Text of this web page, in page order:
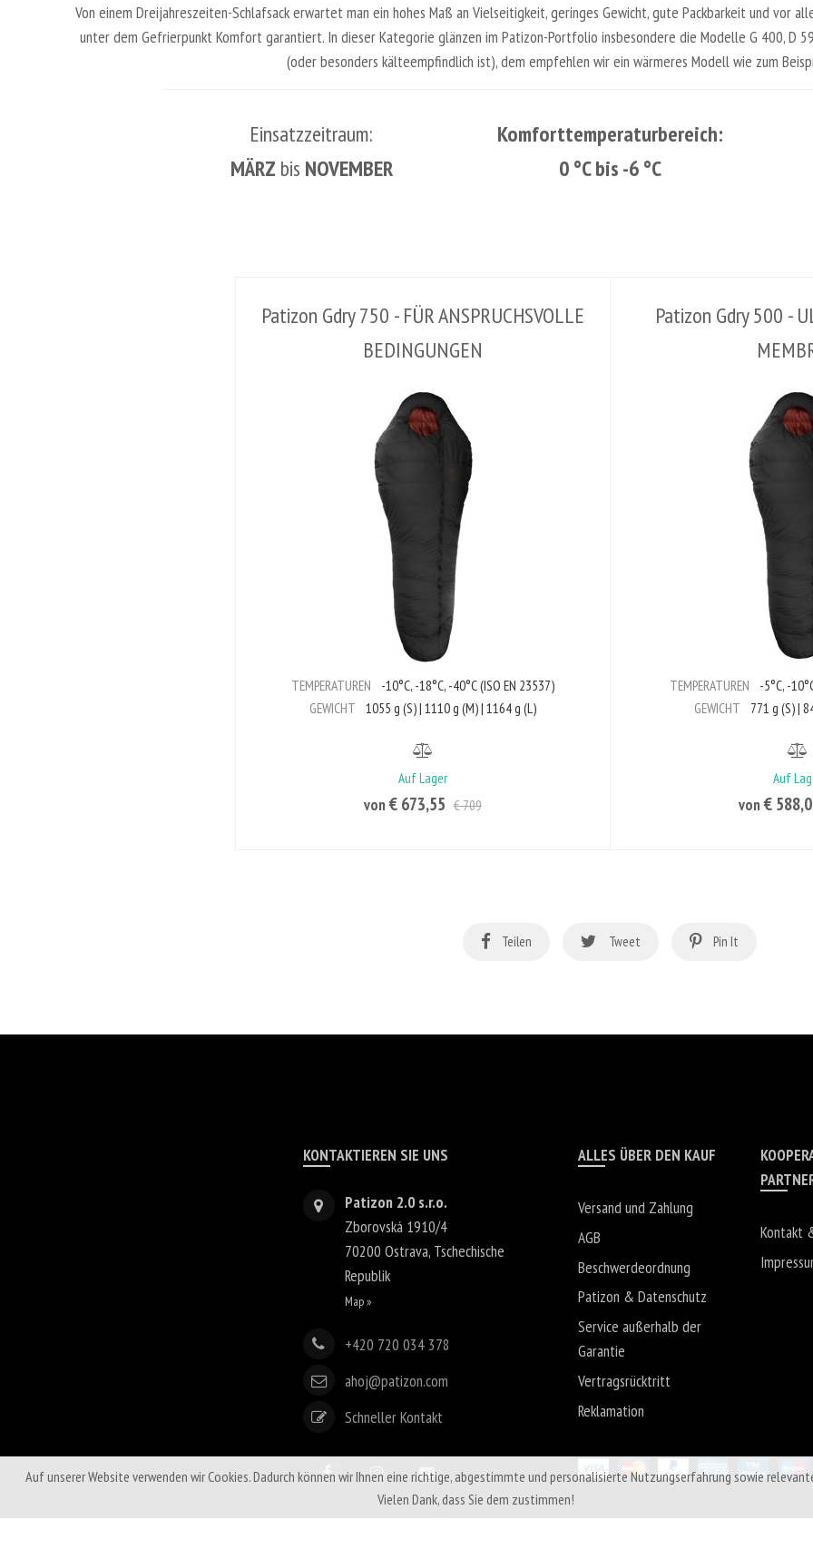
Von einem Dreijahreszeiten-Schlafsack erwartet man ein hohes Maß an Vielseitigkeit, geringes Gewicht, gute Packbarkeit und vor
unter dem Gefrierpunkt Komfort garantiert. In dieser Kategorie glänzen im Patizon-Portfolio insbesondere die Modelle G 400, D
(oder besonders kälteempfindlich ist), dem empfehlen wir ein wärmeres Modell wie zum
Einsatzzeitraum:
MÄRZ bis NOVEMBER
Komforttemperaturbereich:
0 °C bis -6 °C
Patizon Gdry 750 - FÜR ANSPRUCHSVOLLE
BEDINGUNGEN
TEMPERATUREN
-10°C, -18°C, -40°C (ISO EN 23537)
GEWICHT 1055 g (S) | 1110 g (M) | 1164 g (L)
Auf Lager
von € 673,55 € 709
Patizon Gdry 500 -
TEMPERATUREN
-5°C, -
GEWICHT
771 g (S) |
Auf
von €
Teilen Tweet Pin It
KONTAKTIEREN SIE UNS
Patizon 2.0 s.r.o.
Zborovská 1910/4
70200Ostrava, Tschechische
Republik
Map »
+420 720 034 378
ahoj@patizon.com
Schneller Kontakt
ALLES ÜBER DEN KAUF
Versand und Zahlung
AGB
Beschwerdeordnung
Patizon & Datenschutz
Service außerhalb der
Garantie
Vertragsrücktritt
Reklamation
Kontakt
Auf unserer Website verwenden wir Cookies. Dadurch können wir Ihnen eine richtige, abgestimmte und personalisierte Nutzungserfahrung sowie
Vielen Dank, dass Sie dem zustimmen!